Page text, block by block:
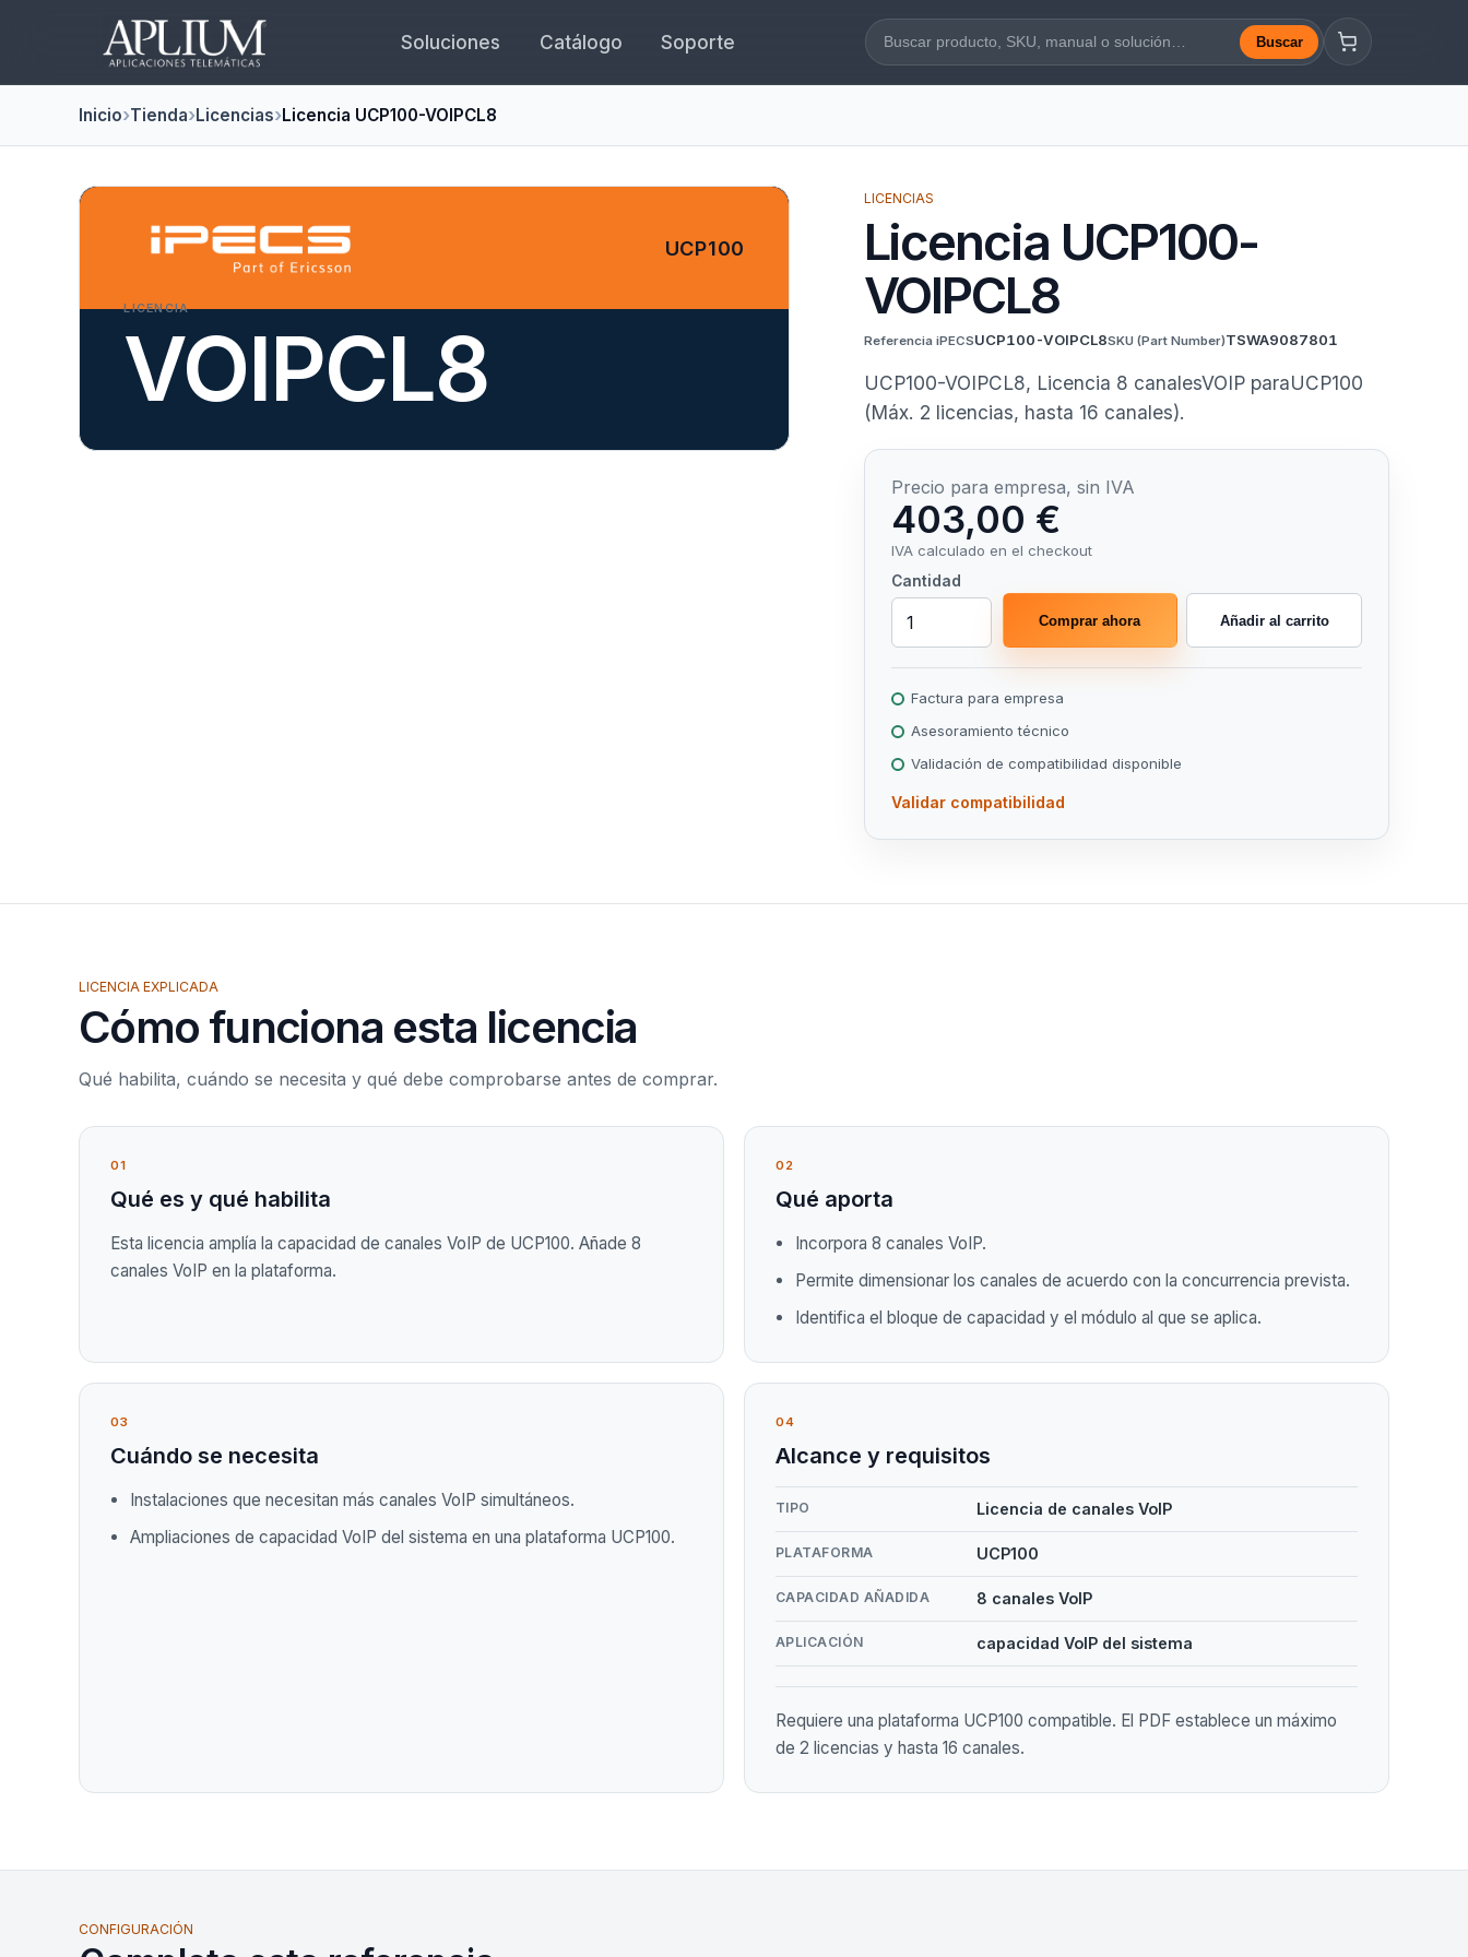
Soluciones Catálogo Soporte Buscar en la web Buscar
Inicio Tienda Licencias Licencia UCP100-VOIPCL8
UCP100
LICENCIA
VOIPCL8
LICENCIAS
Licencia UCP100-
VOIPCL8
Referencia iPECSUCP100-VOIPCL8SKU (Part Number)TSWA9087801
UCP100-VOIPCL8, Licencia 8 canalesVOIP paraUCP100
(Máx. 2 licencias, hasta 16 canales).
Precio para empresa, sin IVA
403,00 €
IVA calculado en el checkout
Cantidad
Comprar ahora Añadir al carrito
Factura para empresa
Asesoramiento técnico
Validación de compatibilidad disponible
Validar compatibilidad
LICENCIA EXPLICADA
Cómo funciona esta licencia
Qué habilita, cuándo se necesita y qué debe comprobarse antes de comprar.
01
Qué es y qué habilita
Esta licencia amplía la capacidad de canales VoIP de UCP100. Añade 8
canales VoIP en la plataforma.
02
Qué aporta
Incorpora 8 canales VoIP.
Permite dimensionar los canales de acuerdo con la concurrencia prevista.
Identifica el bloque de capacidad y el módulo al que se aplica.
03
Cuándo se necesita
Instalaciones que necesitan más canales VoIP simultáneos.
Ampliaciones de capacidad VoIP del sistema en una plataforma UCP100.
04
Alcance y requisitos
TIPO Licencia de canales VoIP
PLATAFORMA UCP100
CAPACIDAD AÑADIDA 8 canales VoIP
APLICACIÓN capacidad VoIP del sistema
Requiere una plataforma UCP100 compatible. El PDF establece un máximo
de 2 licencias y hasta 16 canales.
CONFIGURACIÓN